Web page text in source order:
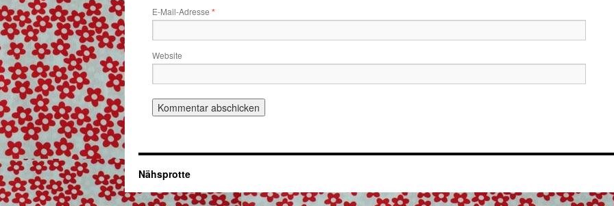
E-Mail-Adresse *
Website
Nähsprotte